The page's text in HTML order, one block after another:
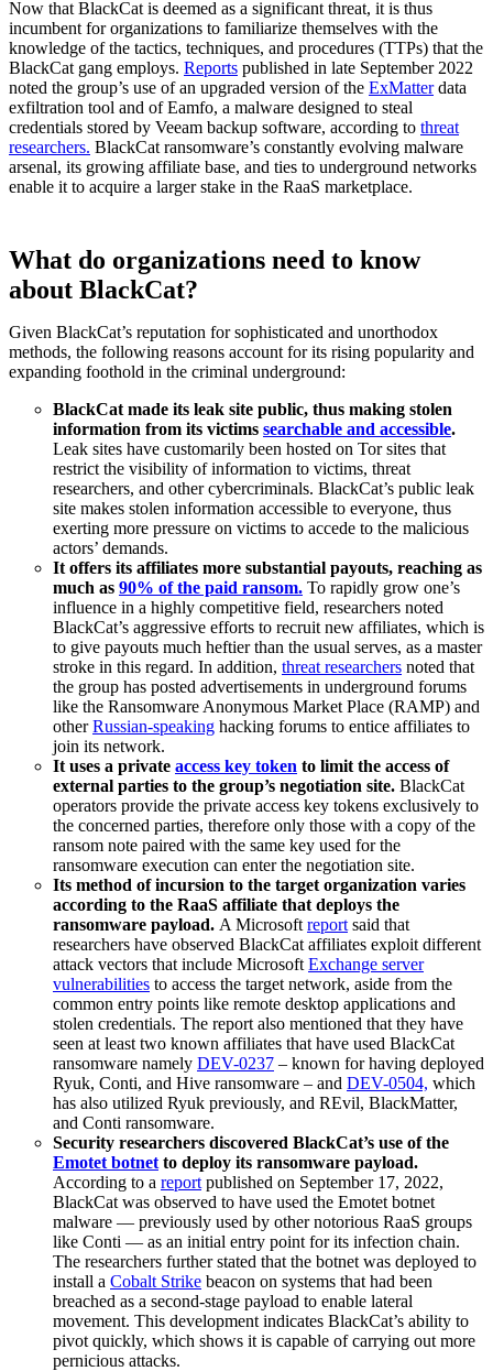
Now that BlackCat is deemed as a significant threat, it is thus
incumbent for organizations to familiarize themselves with the
knowledge of the tactics, techniques, and procedures (TTPs) that the
BlackCat gang employs. Reports published in late September 2022
noted the group’s use of an upgraded version of the ExMatterdata
exfiltration tool and of Eamfo, a malware designed to steal
credentials stored by Veeam backup software, according to threat
researchers. BlackCat ransomware’s constantly evolving malware
arsenal, its growing affiliate base, and ties to underground networks
enable it to acquire a larger stake in the RaaS marketplace.
What do organizations need to know
about BlackCat?
Given BlackCat’s reputation for sophisticated and unorthodox
methods, the following reasons account for its rising popularity and
expanding foothold in the criminal underground:
BlackCat made its leak site public, thus making stolen
information from its victims searchable and accessible.
Leak sites have customarily been hosted on Tor sites that
restrict the visibility of information to victims, threat
researchers, and other cybercriminals. BlackCat’s public leak
site makes stolen information accessible to everyone, thus
exerting more pressure on victims to accede to the malicious
actors’ demands.
It offers its affiliates more substantial payouts, reaching as
much as 90% of the paid ransom. To rapidly grow one’s
influence in a highly competitive field, researchers noted
BlackCat’s aggressive efforts to recruit new affiliates, which is
to give payouts much heftier than the usual serves, as a master
stroke in this regard. In addition, threat researchers noted that
the group has posted advertisements in underground forums
like the Ransomware Anonymous Market Place (RAMP) and
otherRussian-speaking hacking forums to entice affiliates to
join its network.
It uses a private access key token to limit the access of
external parties to the group’s negotiation site. BlackCat
operators provide the private access key tokens exclusively to
the concerned parties, therefore only those with a copy of the
ransom note paired with the same key used for the
ransomware execution can enter the negotiation site.
Its method of incursion to the target organization varies
according to the RaaS affiliate that deploys the
ransomware payload. A Microsoft report said that
researchers have observed BlackCat affiliates exploit different
attack vectors that include Microsoft Exchange server
vulnerabilities to access the target network, aside from the
common entry points like remote desktop applications and
stolen credentials. The report also mentioned that they have
seen at least two known affiliates that have used BlackCat
ransomware namely DEV-0237 – known for having deployed
Ryuk, Conti, and Hive ransomware – and DEV-0504, which
has also utilized Ryuk previously, and REvil, BlackMatter,
and Conti ransomware.
Security researchers discovered BlackCat’s use of the
Emotet botnet to deploy its ransomware payload.
According to a report published on September 17, 2022,
BlackCat was observed to have used the Emotet botnet
malware — previously used by other notorious RaaS groups
like Conti — as an initial entry point for its infection chain.
The researchers further stated that the botnet was deployed to
install a Cobalt Strike beacon on systems that had been
breached as a second-stage payload to enable lateral
movement. This development indicates BlackCat’s ability to
pivot quickly, which shows it is capable of carrying out more
pernicious attacks.